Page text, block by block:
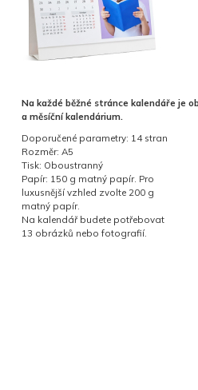
Na každé běžné stránce kalendáře je
a měsíční kalendárium.
Doporučené parametry: 14 stran
Rozměr: A5
Tisk: Oboustranný
Papír: 150 g matný papír. Pro
luxusnější vzhled zvolte 200 g
matný papír.
Na kalendář budete potřebovat
13 obrázků nebo fotografií.